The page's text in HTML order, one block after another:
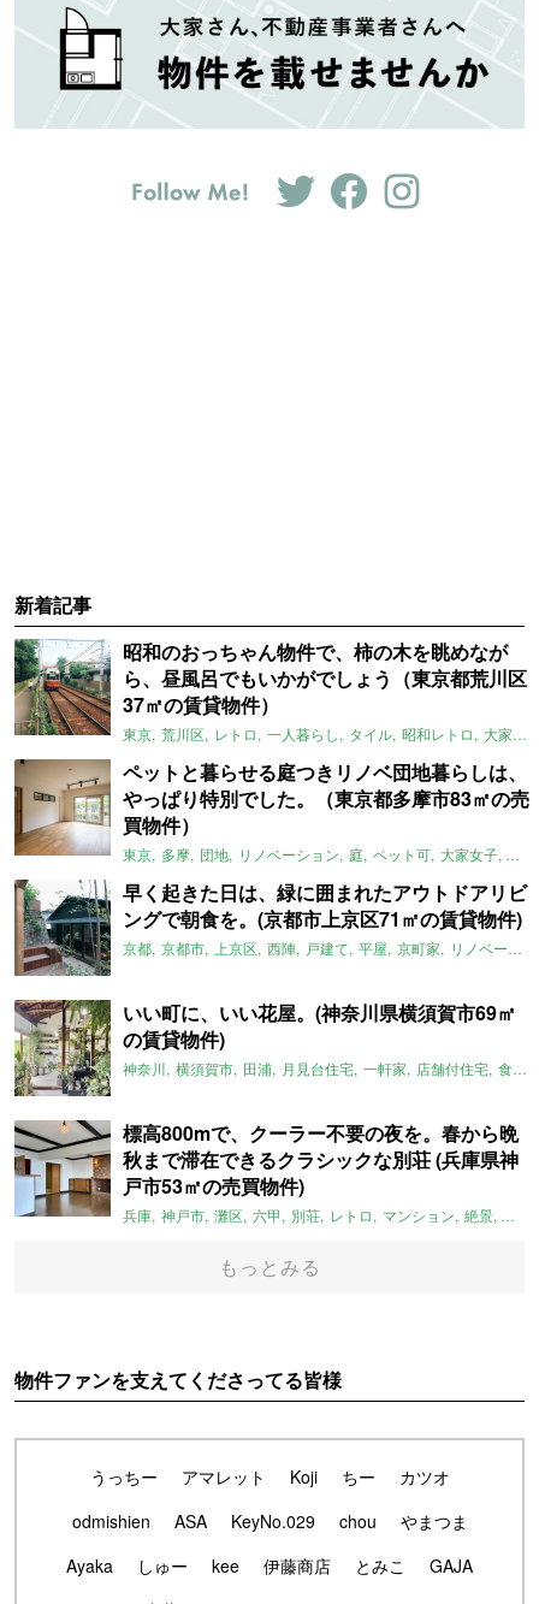
新着記事
昭和のおっちゃん物件で、柿の木を眺めなが
ら、昼風呂でもいかがでしょう（東京都荒川区
37㎡の賃貸物件）
東京 荒川区 レトロ 一人暮らし タイル 昭和レトロ 大家女子
ペットと暮らせる庭つきリノベ団地暮らしは、
やっぱり特別でした。（東京都多摩市83㎡の売
買物件）
東京 多摩 団地 リノベーション 庭 ペット可 大家女子 団
早く起きた日は、緑に囲まれたアウトドアリビ
ングで朝食を。(京都市上京区71㎡の賃貸物件)
京都 京都市 上京区 西陣 戸建て 平屋 京町家 リノベーション
いい町に、いい花屋。(神奈川県横須賀市69㎡
の賃貸物件)
神奈川 横須賀市 田浦 月見台住宅 一軒家 店舗付住宅 食住近接
標高800mで、クーラー不要の夜を。春から晩
秋まで滞在できるクラシックな別荘 (兵庫県神
戸市53㎡の売買物件)
兵庫 神戸市 灘区 六甲 別荘 レトロ マンション 絶景 避暑
もっとみる
物件ファンを支えてくださってる皆様
うっちー アマレット Koji ちー
カツオ
odmishien
ASA KeyNo.029 chou
やまつま
Ayaka
しゅー kee 伊藤商店 とみこ
GAJA